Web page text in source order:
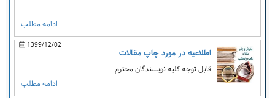
ادامه مطلب
1399/12/02
اطلاعیه در مورد چاپ مقالات
قابل توجه کلیه نویسندگان محترم
ادامه مطلب